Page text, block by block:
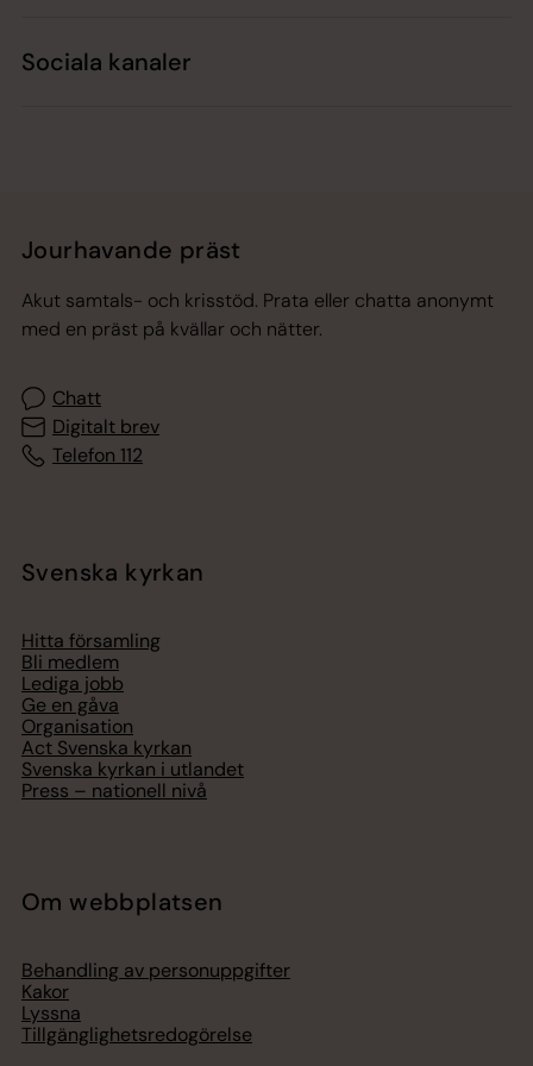
Sociala kanaler
Jourhavande präst
Akut samtals- och krisstöd. Prata eller chatta anonymt
med en präst på kvällar och nätter.
Chatt
Digitalt brev
Telefon 112
Svenska kyrkan
Hitta församling
Bli medlem
Lediga jobb
Ge en gåva
Organisation
Act Svenska kyrkan
Svenska kyrkan i utlandet
Press – nationell nivå
Om webbplatsen
Behandling av personuppgifter
Kakor
Lyssna
Tillgänglighetsredogörelse